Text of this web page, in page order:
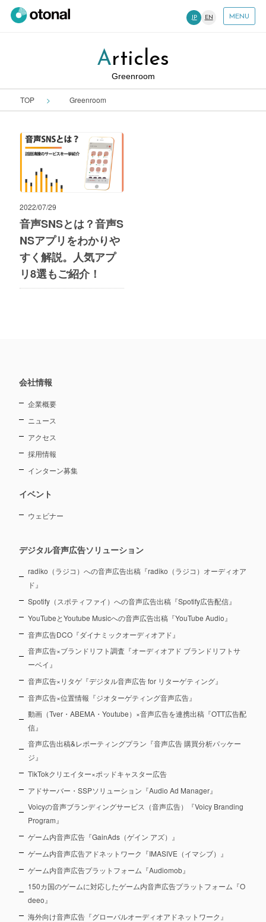
JP EN MENU
Articles
Greenroom
TOP Greenroom
2022/07/29
音声SNSとは？音声S
NSアプリをわかりや
すく解説。人気アプ
リ8選もご紹介！
会社情報
企業概要
ニュース
アクセス
採用情報
インターン募集
イベント
ウェビナー
デジタル音声広告ソリューション
radiko（ラジコ）への音声広告出稿『radiko（ラジコ）オーディオア
ド』
Spotify（スポティファイ）への音声広告出稿『Spotify広告配信』
YouTubeとYoutube Musicへの音声広告出稿『YouTube Audio』
音声広告DCO『ダイナミックオーディオアド』
音声広告×ブランドリフト調査『オーディオアド ブランドリフトサ
ーベイ』
音声広告×リタゲ『デジタル音声広告 for リターゲティング』
音声広告×位置情報『ジオターゲティング音声広告』
動画（Tver・ABEMA・Youtube）×音声広告を連携出稿『OTT広告配
信』
音声広告出稿&レポーティングプラン『音声広告 購買分析パッケー
ジ』
TikTokクリエイター×ポッドキャスター広告
アドサーバー・SSPソリューション『Audio Ad Manager』
Voicyの音声ブランディングサービス（音声広告）『Voicy Branding
Program』
ゲーム内音声広告『GainAds（ゲイン アズ）』
ゲーム内音声広告アドネットワーク『IMASIVE（イマシブ）』
ゲーム内音声広告プラットフォーム『Audiomob』
150カ国のゲームに対応したゲーム内音声広告プラットフォーム『O
deeo』
海外向け音声広告『グローバルオーディオアドネットワーク』